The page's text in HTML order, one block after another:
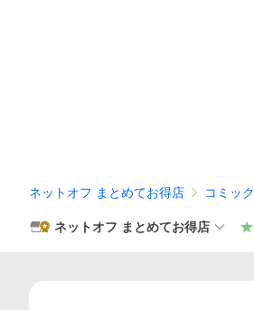
ネットオフ まとめてお得店 コミック
ネットオフ まとめてお得店